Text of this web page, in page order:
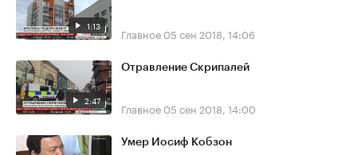
1:13 Главное 05 сен 2018, 14:06
2:47
Отравление Скрипалей
Главное 05 сен 2018, 14:00
Умер Иосиф Кобзон